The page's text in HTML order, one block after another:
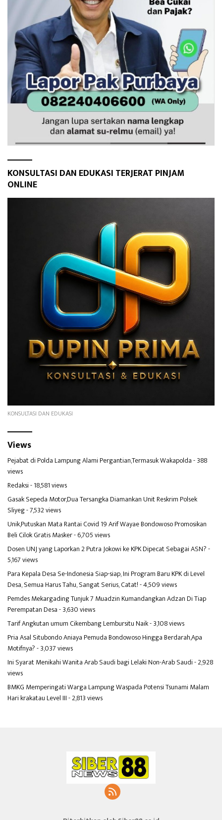
KONSULTASI DAN EDUKASI TERJERAT PINJAM
ONLINE
KONSULTASI DAN EDUKASI
Views
Pejabat di Polda Lampung Alami Pergantian,Termasuk Wakapolda- 388
views
Redaksi- 18,581 views
Gasak Sepeda Motor,Dua Tersangka Diamankan Unit Reskrim Polsek
Sliyeg- 7,532 views
Unik,Putuskan Mata Rantai Covid 19 Arif Wayae Bondowoso Promosikan
Beli Cilok Gratis Masker- 6,705 views
Dosen UNJ yang Laporkan 2 Putra Jokowi ke KPK Dipecat Sebagai ASN?-
5,167 views
Para Kepala Desa Se-Indonesia Siap-siap, Ini Program Baru KPK di Level
Desa, Semua Harus Tahu, Sangat Serius, Catat!- 4,509 views
Pemdes Mekargading Tunjuk 7 Muadzin Kumandangkan Adzan Di Tiap
Perempatan Desa- 3,630 views
Tarif Angkutan umum Cikembang Lembursitu Naik- 3,108 views
Pria Asal Situbondo Aniaya Pemuda Bondowoso Hingga Berdarah,Apa
Motifnya?- 3,037 views
Ini Syarat Menikahi Wanita Arab Saudi bagi Lelaki Non-Arab Saudi- 2,928
views
BMKG Memperingati Warga Lampung Waspada Potensi Tsunami Malam
Hari krakatau Level III- 2,813 views